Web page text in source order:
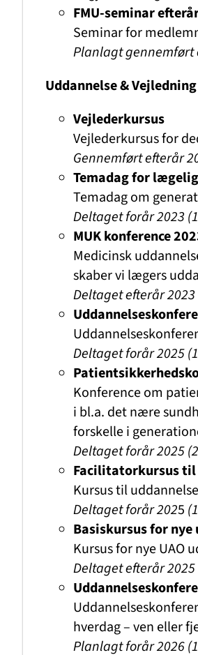
FMU-seminar
Seminar for
Planlagt gennemført
Uddannelse & Vejledning
Vejlederkursus
Vejlederkursus for
Gennemført efterår
Temadag for
Temadag om
Deltaget forår 2023
MUK konference
Medicinsk
skaber vi lægers
Deltaget efterår
Deltaget forår 2025
Konference om
i bl.a. det nære
forskelle i
Deltaget forår 2025
Facilitatorkursus til
Kursus til
Deltaget forår 2025
Basiskursus for
Kursus for nye UAO
Deltaget efterår 2025
hverdag – ven eller
Planlagt forår 2026